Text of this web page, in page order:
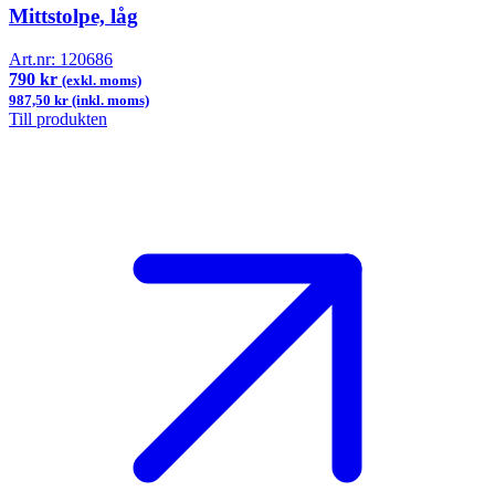
Mittstolpe, låg
Art.nr: 120686
790 kr (exkl. moms)
987,50 kr (inkl. moms)
Till produkten